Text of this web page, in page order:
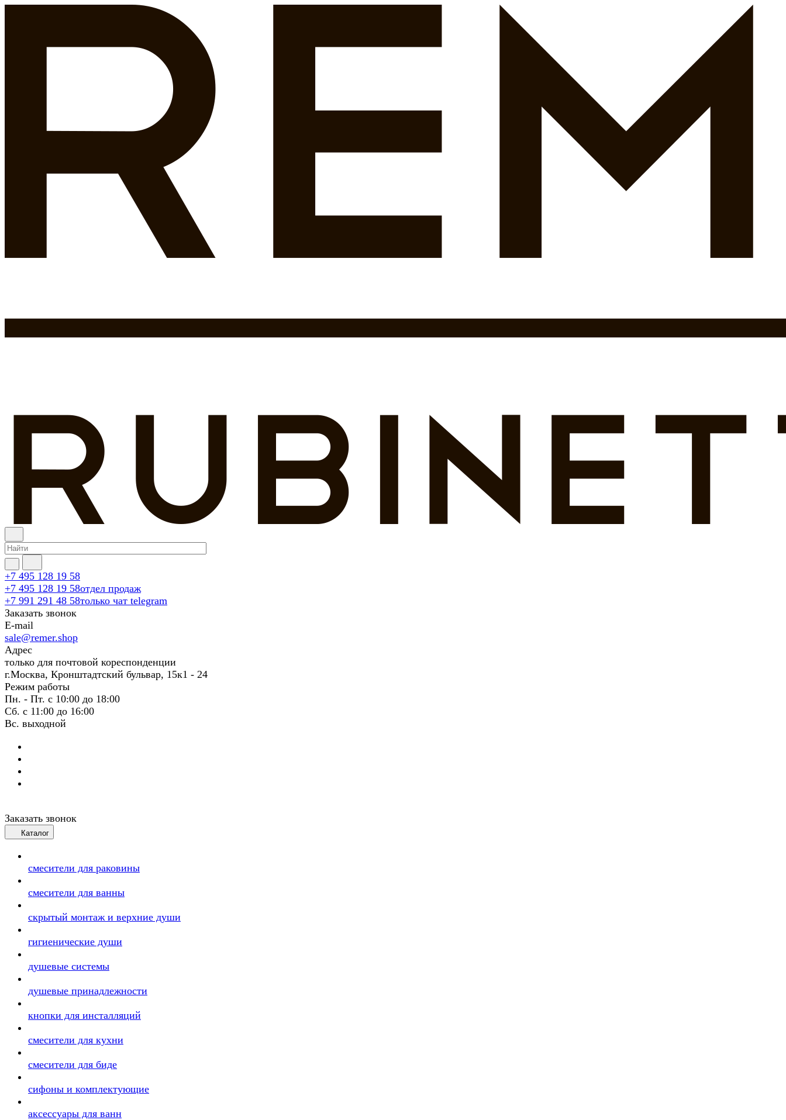
+7 495 128 19 58
+7 495 128 19 58отдел продаж
+7 991 291 48 58только чат telegram
Заказать звонок
E-mail
sale@remer.shop
Адрес
только для почтовой кореспонденции
г.Москва, Кронштадтский бульвар, 15к1 - 24
Режим работы
Пн. - Пт. с 10:00 до 18:00
Сб. с 11:00 до 16:00
Вс. выходной
Заказать звонок
Каталог
смесители для раковины
смесители для ванны
скрытый монтаж и верхние души
гигиенические души
душевые системы
душевые принадлежности
кнопки для инсталляций
смесители для кухни
смесители для биде
сифоны и комплектующие
аксессуары для ванн